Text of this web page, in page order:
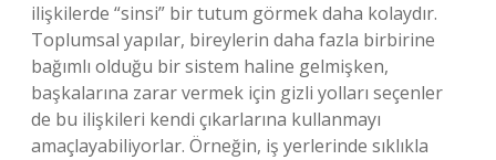
ilişkilerde “sinsi” bir tutum görmek daha kolaydır.
Toplumsal yapılar, bireylerin daha fazla birbirine
bağımlı olduğu bir sistem haline gelmişken,
başkalarına zarar vermek için gizli yolları seçenler
de bu ilişkileri kendi çıkarlarına kullanmayı
amaçlayabiliyorlar. Örneğin, iş yerlerinde sıklıkla